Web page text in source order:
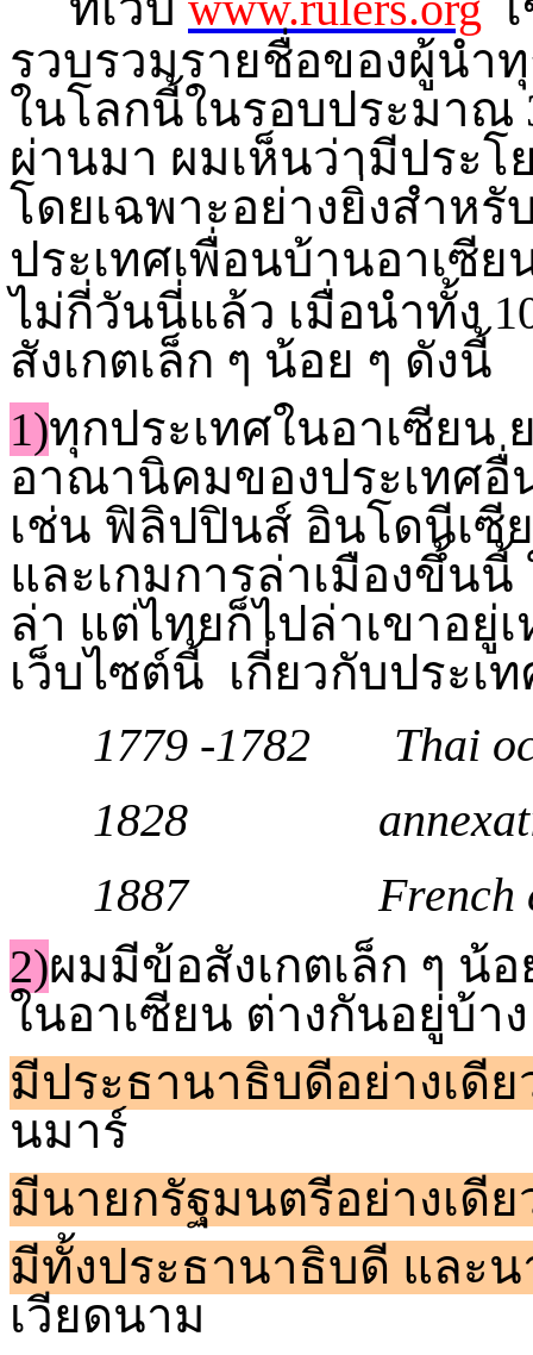
รวบรวมรายชื่อของผู้นำ
ในโลกนี้ในรอบประมาณ
ผ่านมา ผมเห็นว่ามีประโ
โดยเฉพาะอย่างยิ่งสำห
ประเทศเพื่อนบ้านอาเซีย
ไม่กี่วันนี่แล้ว เมื่อนำทั้ง
สังเกตเล็ก ๆ น้อย ๆ ดังนี้
1)ทุกประเทศในอาเซียน
อาณานิคมของประเทศอื่
เช่น ฟิลิปปินส์ อินโดนีเซี
และเกมการล่าเมืองขึ้น
ล่า แต่ไทยก็ไปล่าเขาอ
เว็บไซต์นี้ เกี่ยวกับประเ
1779 -1782
Thai
1828 annexation
1887 French
2)ผมมีข้อสังเกตเล็ก ๆ น้
ในอาเซียน ต่างกันอยู่บ้า
มีประธานาธิบดีอย่างเดีย
นมาร์
มีนายกรัฐมนตรีอย่างเดีย
มีทั้งประธานาธิบดี และ
เวียดนาม